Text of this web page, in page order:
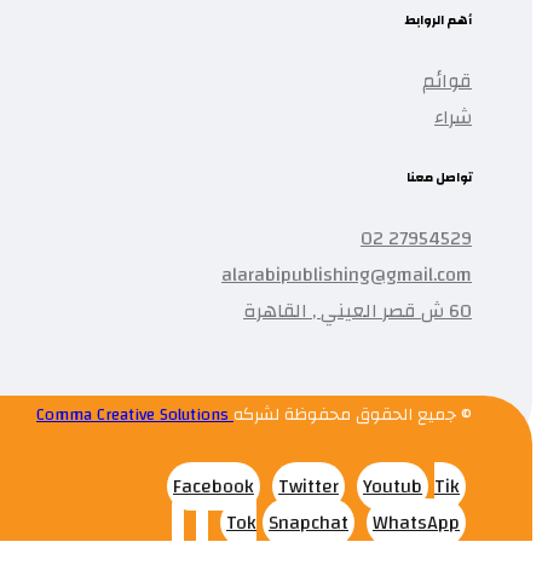
أهم الروابط
قوائم
شراء
تواصل معنا
27954529 02
alarabipublishing@gmail.com
60 ش قصر العيني , القاهرة
© جميع الحقوق محفوظة لشركهComma Creative Solutions
Facebook Twitter Youtub Tik
Tok Snapchat WhatsApp